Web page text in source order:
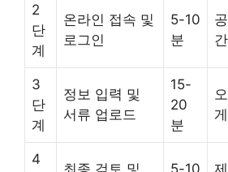
2
단
계
온라인 접속 및
로그인
5-10
분
3
단
계
정보 입력 및
서류 업로드
15-
20
분
4
최종 검토 및 5-10